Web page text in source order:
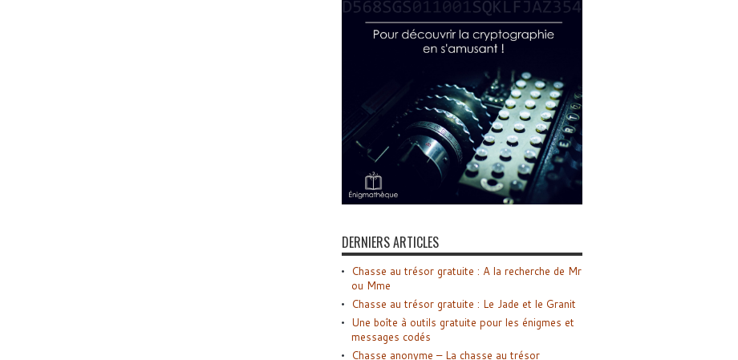
DERNIERS ARTICLES
Chasse au trésor gratuite : A la recherche de Mr
ou Mme
Chasse au trésor gratuite : Le Jade et le Granit
Une boîte à outils gratuite pour les énigmes et
messages codés
Chasse anonyme – La chasse au trésor